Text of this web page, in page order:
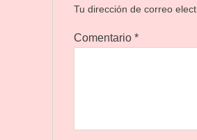
Tu dirección de correo
Comentario *